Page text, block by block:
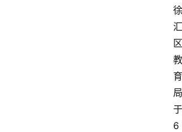
徐
汇
区
教
育
局
于
6